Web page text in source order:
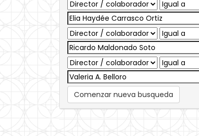
Comenzar nueva busqueda